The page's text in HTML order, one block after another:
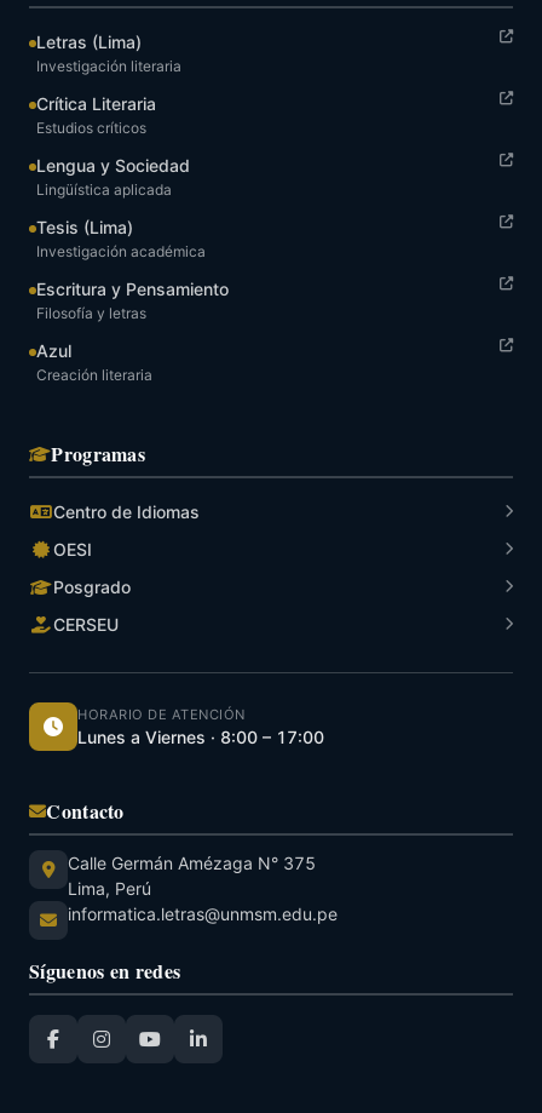
Letras (Lima)
Investigación literaria
Crítica Literaria
Estudios críticos
Lengua y Sociedad
Lingüística aplicada
Tesis (Lima)
Investigación académica
Escritura y Pensamiento
Filosofía y letras
Azul
Creación literaria
Programas
Centro de Idiomas
OESI
Posgrado
CERSEU
HORARIO DE ATENCIÓN
Lunes a Viernes · 8:00 – 17:00
Contacto
Calle Germán Amézaga N° 375
Lima, Perú
informatica.letras@unmsm.edu.pe
Síguenos en redes